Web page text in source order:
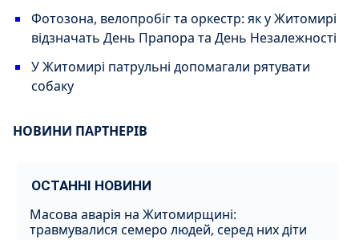
Фотозона, велопробіг та оркестр: як у Житомирі
відзначать День Прапора та День Незалежності
У Житомирі патрульні допомагали рятувати
собаку
НОВИНИ ПАРТНЕРІВ
ОСТАННІ НОВИНИ
Масова аварія на Житомирщині:
травмувалися семеро людей, серед них діти